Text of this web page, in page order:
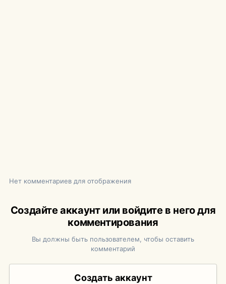
Нет комментариев для отображения
Создайте аккаунт или войдите в него для
комментирования
Вы должны быть пользователем, чтобы оставить
комментарий
Создать аккаунт